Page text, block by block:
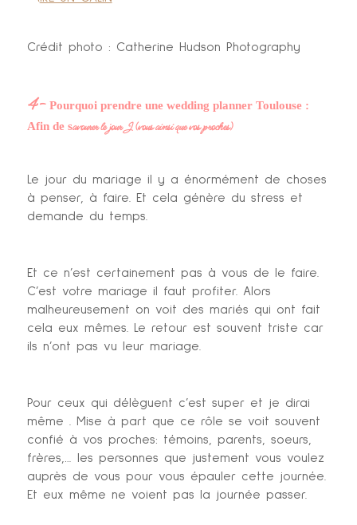
Crédit photo : Catherine Hudson Photography
4- Pourquoi prendre une wedding planner Toulouse :
Afin de savourer le jour J (vous ainsi que vos proches)
Le jour du mariage il y a énormément de choses
à penser, à faire. Et cela génère du stress et
demande du temps.
Et ce n’est certainement pas à vous de le faire.
C’est votre mariage il faut profiter. Alors
malheureusement on voit des mariés qui ont fait
cela eux mêmes. Le retour est souvent triste car
ils n’ont pas vu leur mariage.
Pour ceux qui délèguent c’est super et je dirai
même . Mise à part que ce rôle se voit souvent
confié à vos proches: témoins, parents, soeurs,
frères,… les personnes que justement vous voulez
auprès de vous pour vous épauler cette journée.
Et eux même ne voient pas la journée passer.